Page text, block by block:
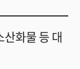
산화물 등 대